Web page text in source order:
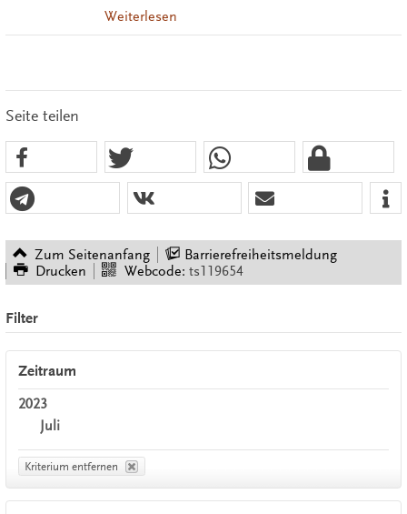
Weiterlesen
Seite teilen
Zum Seitenanfang
Barrierefreiheitsmeldung
Drucken
Webcode: ts119654
Filter
Zeitraum
2023
Juli
Kriterium entfernen